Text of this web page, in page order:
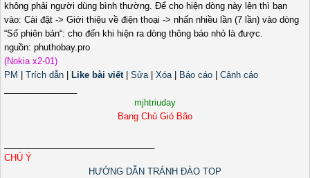
không phải người dùng bình thường. Để cho hiện dòng này lên thì bạn
vào: Cài đặt -> Giới thiệu về điện thoại -> nhấn nhiều lần (7 lần) vào dòng
“Số phiên bản“: cho đến khi hiện ra dòng thông báo nhỏ là được.
nguồn: phuthobay.pro
(Nokia x2-01)
PM
Trích dẫn Like bài viết| Sửa| Xóa| Báo cáo
Cảnh cáo
mjhtriuday
Bang Chủ Gió Bão
CHÚ Ý
HƯỚNG DẪN TRÁNH ĐÀO TOP